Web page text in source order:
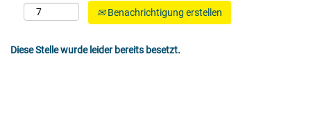
Benachrichtigung erstellen
Diese Stelle wurde leider bereits besetzt.